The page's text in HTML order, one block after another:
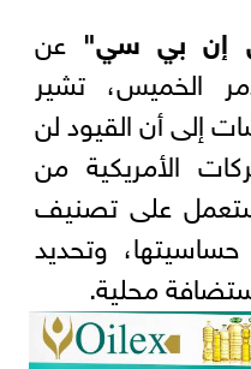
إن بي سي" عن
الخميس، تشير
إلى أن القيود لن
الأمريكية من
ستعمل على تصنيف
حساسيتها، وتحديد
محلية.